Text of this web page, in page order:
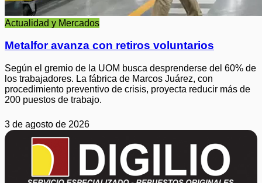
Actualidad y Mercados
Metalfor avanza con retiros voluntarios
Según el gremio de la UOM busca desprenderse del 60% de
los trabajadores. La fábrica de Marcos Juárez, con
procedimiento preventivo de crisis, proyecta reducir más de
200 puestos de trabajo.
3 de agosto de 2026